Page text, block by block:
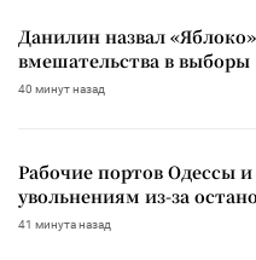
Данилин назвал
вмешательства в выборы
40 минут назад
Рабочие портов Одессы
увольнениям из-за
41 минута назад